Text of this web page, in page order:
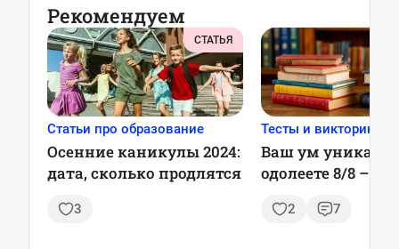
Рекомендуем
СТАТЬЯ
Статьи про образование
Осенние каникулы 2024:
дата, сколько продлятся
3
Тесты и викторины
Ваш ум
одолеете 8/8 –
2 7